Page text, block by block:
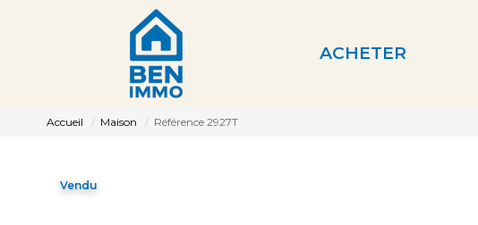
ACHETER
Accueil Maison Référence 2927T
Vendu